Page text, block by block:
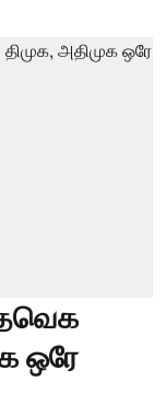
ஒரே